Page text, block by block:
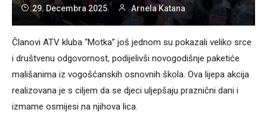
29. Decembra 2025. Arnela Katana
Članovi ATV kluba “Motka” još jednom su pokazali veliko srce
i društvenu odgovornost, podijelivši novogodišnje paketiće
mališanima iz vogošćanskih osnovnih škola. Ova lijepa akcija
realizovana je s ciljem da se djeci uljepšaju praznični dani i
izmame osmijesi na njihova lica.